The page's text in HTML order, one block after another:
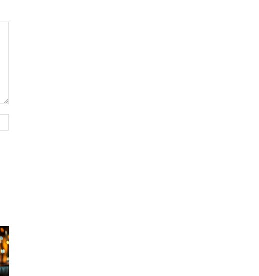
electrónico:*